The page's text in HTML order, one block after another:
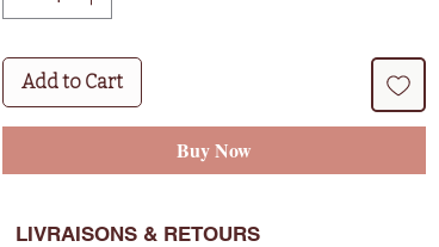
Add to Cart
Buy Now
LIVRAISONS & RETOURS